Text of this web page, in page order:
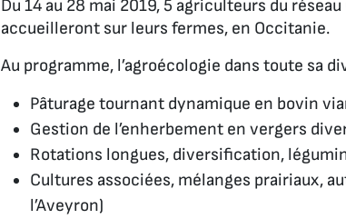
Du 14 au 28 mai 2019, 5 agriculteurs du réseau
accueilleront sur leurs fermes, en Occitanie.
Au programme, l’agroécologie dans toute sa
Pâturage tournant dynamique en bovin
Gestion de l’enherbement en vergers
Rotations longues, diversification,
Cultures associées, mélanges prairiaux,
l’Aveyron)